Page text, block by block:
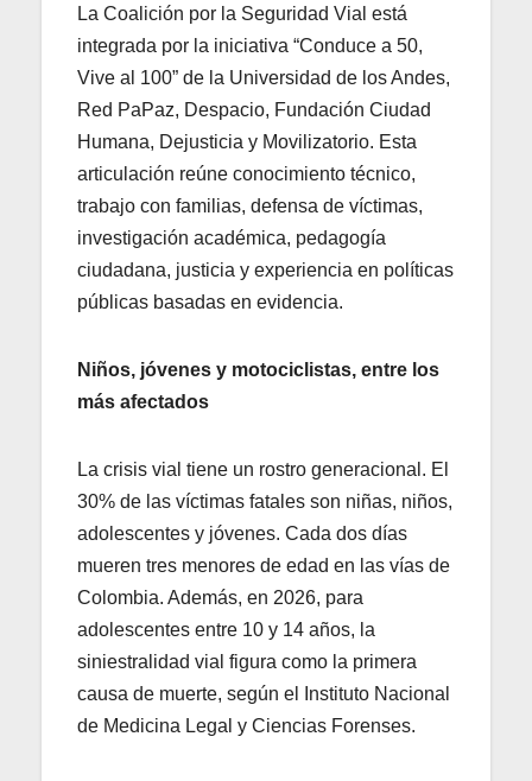
La Coalición por la Seguridad Vial está
integrada por la iniciativa “Conduce a 50,
Vive al 100” de la Universidad de los Andes,
Red PaPaz, Despacio, Fundación Ciudad
Humana, Dejusticia y Movilizatorio. Esta
articulación reúne conocimiento técnico,
trabajo con familias, defensa de víctimas,
investigación académica, pedagogía
ciudadana, justicia y experiencia en políticas
públicas basadas en evidencia.
Niños, jóvenes y motociclistas, entre los
más afectados
La crisis vial tiene un rostro generacional. El
30% de las víctimas fatales son niñas, niños,
adolescentes y jóvenes. Cada dos días
mueren tres menores de edad en las vías de
Colombia. Además, en 2026, para
adolescentes entre 10 y 14 años, la
siniestralidad vial figura como la primera
causa de muerte, según el Instituto Nacional
de Medicina Legal y Ciencias Forenses.